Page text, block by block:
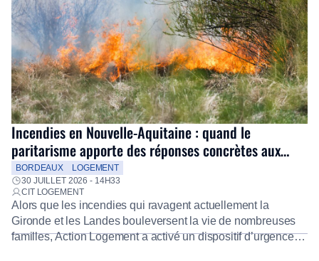
Incendies en Nouvelle-Aquitaine : quand le
paritarisme apporte des réponses concrètes aux
salariés
BORDEAUX
LOGEMENT
30 JUILLET 2026 - 14H33
CIT LOGEMENT
Alors que les incendies qui ravagent actuellement la
Gironde et les Landes bouleversent la vie de nombreuses
familles, Action Logement a activé un dispositif d’urgence